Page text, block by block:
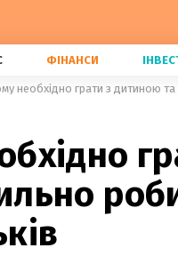
ФІНАНСИ
необхідно грати з дитиною